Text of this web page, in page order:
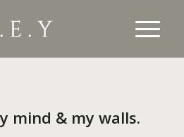
mind & my walls.